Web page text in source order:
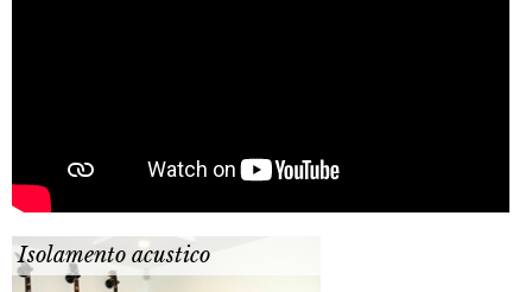
Isolamento acustico